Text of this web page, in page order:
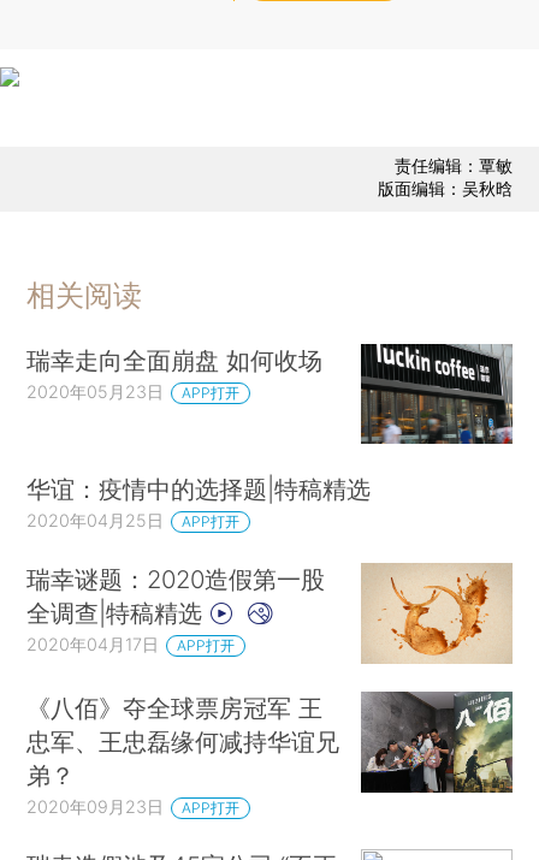
责任编辑：覃敏
版面编辑：吴秋晗
相关阅读
瑞幸走向全面崩盘 如何收场
2020年05月23日 APP打开
华谊：疫情中的选择题|特稿精选
2020年04月25日 APP打开
瑞幸谜题：2020造假第一股
全调查|特稿精选
2020年04月17日 APP打开
《八佰》夺全球票房冠军 王
忠军、王忠磊缘何减持华谊兄
弟？
2020年09月23日 APP打开